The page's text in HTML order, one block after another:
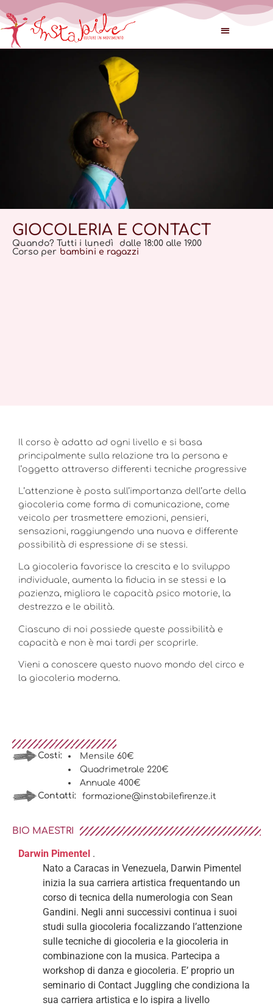
GIOCOLERIA E CONTACT
Quando? Tutti i lunedì
dalle 18:00 alle 19.00
Corso per bambini e ragazzi
Il corso è adatto ad ogni livello e si basa
principalmente sulla relazione tra la persona e
l’oggetto attraverso differenti tecniche progressive
L’attenzione è posta sull’importanza dell’arte della
giocoleria come forma di comunicazione, come
veicolo per trasmettere emozioni, pensieri,
sensazioni, raggiungendo una nuova e differente
possibilità di espressione di se stessi.
La giocoleria favorisce la crescita e lo sviluppo
individuale, aumenta la fiducia in se stessi e la
pazienza, migliora le capacità psico motorie, la
destrezza e le abilità.
Ciascuno di noi possiede queste possibilità e
capacità e non è mai tardi per scoprirle.
Vieni a conoscere questo nuovo mondo del circo e
la giocoleria moderna.
Costi:
Mensile 60€
Quadrimetrale 220€
Annuale 400€
Contatti:
formazione@instabilefirenze.it
BIO MAESTRI
Darwin Pimentel .
Nato a Caracas in Venezuela, Darwin Pimentel
inizia la sua carriera artistica frequentando un
corso di tecnica della numerologia con Sean
Gandini. Negli anni successivi continua i suoi
studi sulla giocoleria focalizzando l’attenzione
sulle tecniche di giocoleria e la giocoleria in
combinazione con la musica. Partecipa a
workshop di danza e giocoleria. E’ proprio un
seminario di Contact Juggling che condiziona la
sua carriera artistica e lo ispira a livello